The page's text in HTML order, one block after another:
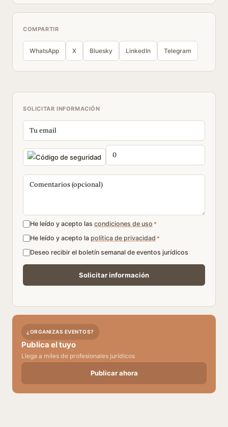
COMPARTIR
WhatsApp X Bluesky LinkedIn Telegram
SOLICITAR INFORMACIÓN
He leído y acepto las condiciones de uso *
He leído y acepto la política de privacidad *
Deseo recibir el boletín semanal de eventos jurídicos
¿ORGANIZAS EVENTOS?
Publica el tuyo
Llega a miles de profesionales jurídicos
Publicar ahora